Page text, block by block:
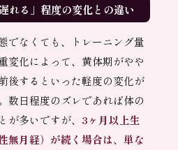
れる」程度の変化との違い
でなくても、トレーニング量
変化によって、黄体期がやや
後するといった軽度の変化が
数日程度のズレであれば体の
が多いですが、 3ヶ月以上生
無月経）が続く場合は、単な